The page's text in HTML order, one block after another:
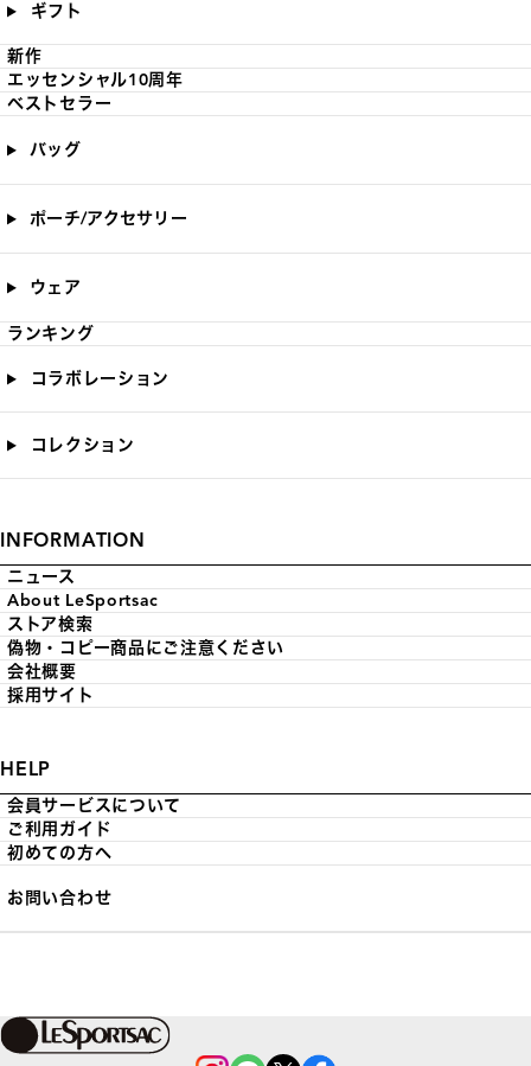
ギフト
新作
エッセンシャル10周年
ベストセラー
バッグ
ポーチ/アクセサリー
ウェア
ランキング
コラボレーション
コレクション
INFORMATION
ニュース
About LeSportsac
ストア検索
偽物・コピー商品にご注意ください
会社概要
採用サイト
HELP
会員サービスについて
ご利用ガイド
初めての方へ
お問い合わせ